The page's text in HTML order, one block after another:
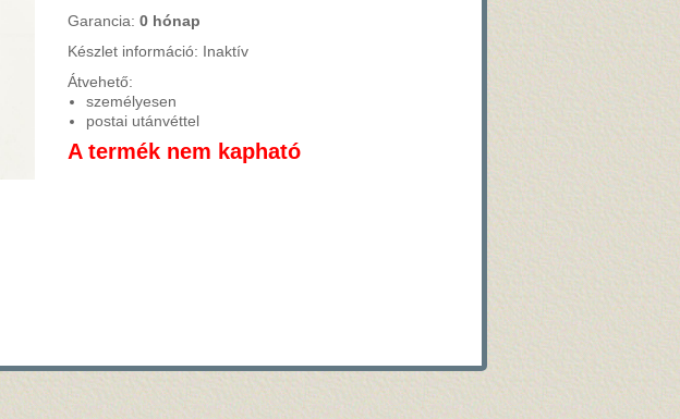
Garancia: 0 hónap
Készlet információ: Inaktív
Átvehető:
személyesen
postai utánvéttel
A termék nem kapható